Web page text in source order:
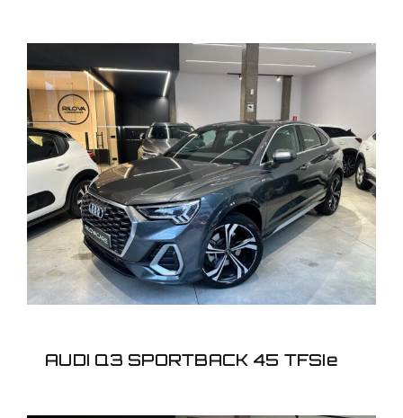
AUDI Q3 SPORTBACK
45 TFSIe
AUDI Q3 SPORTBACK 45 TFSIe